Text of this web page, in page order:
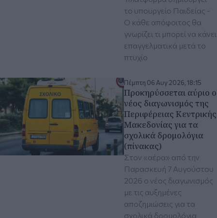
το υπουργείο Παιδείας -
Ο κάθε απόφοιτος θα
γνωρίζει τι μπορεί να κάνει
επαγγελματικά μετά το
πτυχίο
Πέμπτη 06 Αυγ 2026, 18:15
Προκηρύσσεται αύριο ο
νέος διαγωνισμός της
Περιφέρειας Κεντρικής
Μακεδονίας για τα
σχολικά δρομολόγια
(πίνακας)
Στον «αέρα» από την
Παρασκευή 7 Αυγούστου
2026 ο νέος διαγωνισμός
με τις αυξημένες
αποζημιώσεις για τα
σχολικά δρομολόγια